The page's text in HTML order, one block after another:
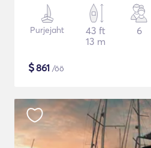
Purjejaht
43 ft
13 m
6
$861 /öö